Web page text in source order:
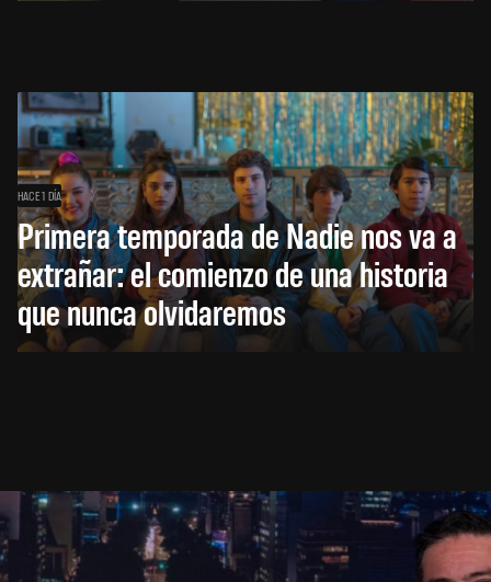
HACE 1 DÍA
Primera temporada de Nadie nos va a
extrañar: el comienzo de una historia
que nunca olvidaremos